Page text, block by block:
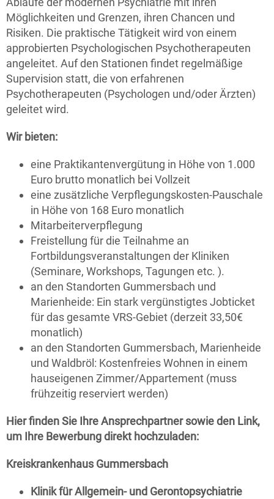
Möglichkeiten und Grenzen, ihren Chancen und
Risiken. Die praktische Tätigkeit wird von einem
approbierten Psychologischen Psychotherapeuten
angeleitet. Auf den Stationen findet regelmäßige
Supervision statt, die von erfahrenen
Psychotherapeuten (Psychologen und/oder Ärzten)
geleitet wird.
Wir bieten:
eine Praktikantenvergütung in Höhe von 1.000
Euro brutto monatlich bei Vollzeit
eine zusätzliche Verpflegungskosten-Pauschale
in Höhe von 168 Euro monatlich
Mitarbeiterverpflegung
Freistellung für die Teilnahme an
Fortbildungsveranstaltungen der Kliniken
(Seminare, Workshops, Tagungen etc. ).
an den Standorten Gummersbach und
Marienheide: Ein stark vergünstigtes Jobticket
für das gesamte VRS-Gebiet (derzeit 33,50€
monatlich)
an den Standorten Gummersbach, Marienheide
und Waldbröl: Kostenfreies Wohnen in einem
hauseigenen Zimmer/Appartement (muss
frühzeitig reserviert werden)
Hier finden Sie Ihre Ansprechpartner sowie den Link,
um Ihre Bewerbung direkt hochzuladen:
Kreiskrankenhaus Gummersbach
Klinik für Allgemein- und Gerontopsychiatrie